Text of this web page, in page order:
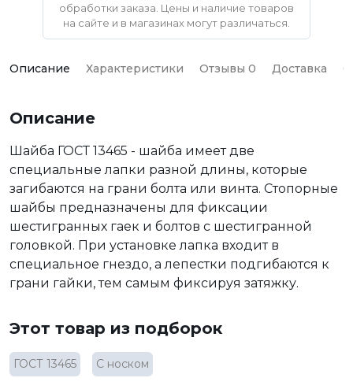
обработки заказа. Цены и наличие товаров
на сайте и в магазинах могут различаться.
Описание Характеристики Отзывы 0 Доставка
Описание
Шайба ГОСТ 13465 - шайба имеет две
специальные лапки разной длины, которые
загибаются на грани болта или винта. Стопорные
шайбы предназначены для фиксации
шестигранных гаек и болтов с шестигранной
головкой. При установке лапка входит в
специальное гнездо, а лепестки подгибаются к
грани гайки, тем самым фиксируя затяжку.
Этот товар из подборок
ГОСТ 13465 С носком